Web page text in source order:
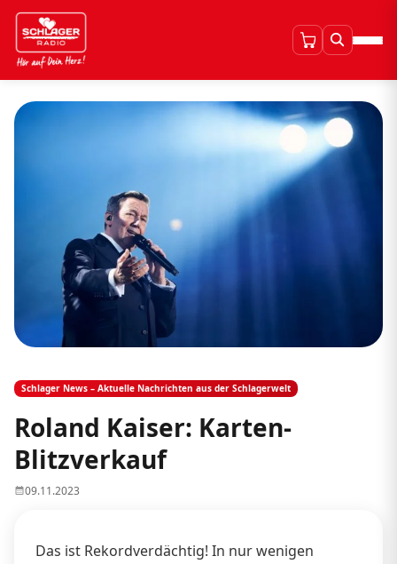
Schlager News – Aktuelle Nachrichten aus der Schlagerwelt
Roland Kaiser: Karten-
Blitzverkauf
09.11.2023
Das ist Rekordverdächtig! In nur wenigen